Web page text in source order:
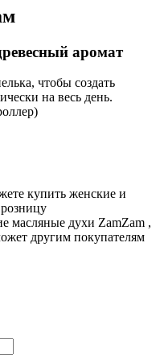
аромат
чтобы создать
на весь день.
купить женские и
масляные духи ZamZam ,
другим покупателям